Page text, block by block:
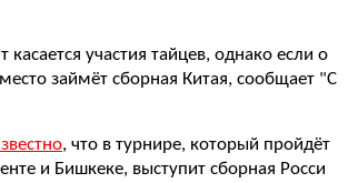
касается участия тайцев, однако если о
займёт сборная Китая, сообщает "С
, что в турнире, который пройдёт
и Бишкеке, выступит сборная Росси